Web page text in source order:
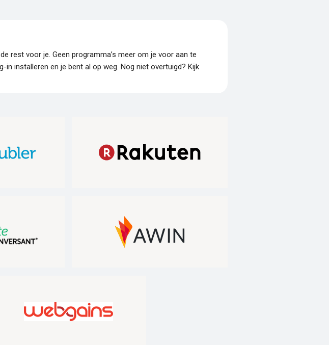
rest voor je. Geen programma’s meer om je voor aan te
installeren en je bent al op weg. Nog niet overtuigd? Kijk